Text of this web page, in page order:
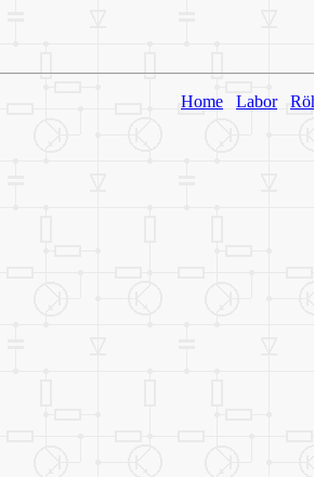
Home Labor